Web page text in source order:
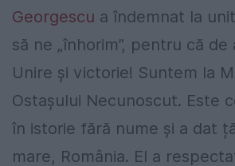
Georgescu a îndemnat la
să ne „înhorim”, pentru că
Unire și victorie! Suntem la
Ostașului Necunoscut. Este
în istorie fără nume și a dat
mare, România. El a